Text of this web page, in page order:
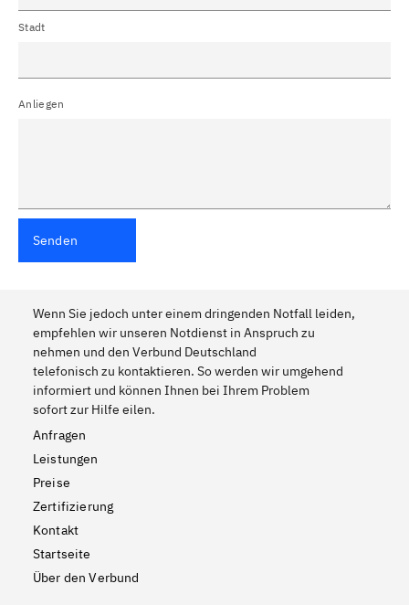
Stadt
Anliegen
Senden
Wenn Sie jedoch unter einem dringenden Notfall leiden,
empfehlen wir unseren Notdienst in Anspruch zu
nehmen und den Verbund Deutschland
telefonisch zu kontaktieren. So werden wir umgehend
informiert und können Ihnen bei Ihrem Problem
sofort zur Hilfe eilen.
Anfragen
Leistungen
Preise
Zertifizierung
Kontakt
Startseite
Über den Verbund